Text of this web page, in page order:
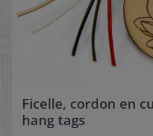
Ficelle, cordon en
hang tags